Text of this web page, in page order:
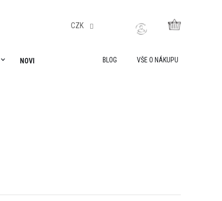
BLOG VŠE O NÁKUPU
CZK
NOVINKY AKADEMIE LILY IS SAILING VŠE O NÁKUPU